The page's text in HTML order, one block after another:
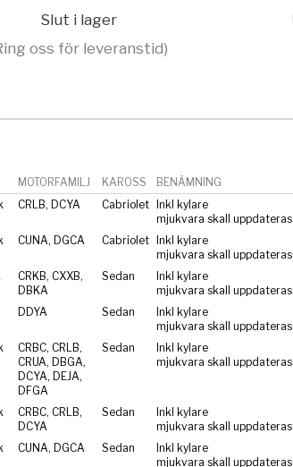
Slut i lager
oss för leveranstid)
MOTORFAMILJ KAROSS
BENÄMNING
CRLB, DCYA Cabriolet Inkl kylare
mjukvara skall uppdateras
CUNA, DGCA Cabriolet Inkl kylare
mjukvara skall uppdateras
CRKB, CXXB,
DBKA
Sedan
Inkl kylare
mjukvara skall uppdateras
DDYA Sedan
Inkl kylare
mjukvara skall uppdateras
CRBC, CRLB,
CRUA, DBGA,
DCYA, DEJA,
DFGA
Sedan
Inkl kylare
mjukvara skall uppdateras
CRBC, CRLB,
DCYA
Sedan
Inkl kylare
mjukvara skall uppdateras
CUNA, DGCA Sedan
Inkl kylare
mjukvara skall uppdateras